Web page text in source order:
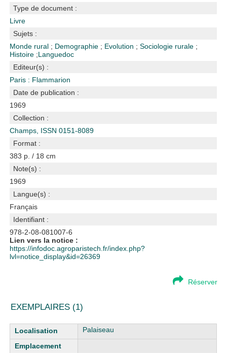
Type de document :
Livre
Sujets :
Monde rural ; Demographie ; Evolution ;Sociologie rurale ;
Histoire ;Languedoc
Editeur(s) :
Paris : Flammarion
Date de publication :
1969
Collection :
Champs, ISSN 0151-8089
Format :
383 p. / 18 cm
Note(s) :
1969
Langue(s) :
Français
Identifiant :
978-2-08-081007-6
Lien vers la notice :
https://infodoc.agroparistech.fr/index.php?
lvl=notice_display&id=26369
Réserver
EXEMPLAIRES (1)
Liste des exemplaires Palaiseau